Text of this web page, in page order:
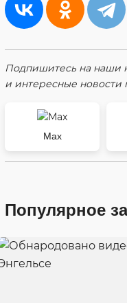
Подпишитесь на наши
и интересные новости
Max
Популярное